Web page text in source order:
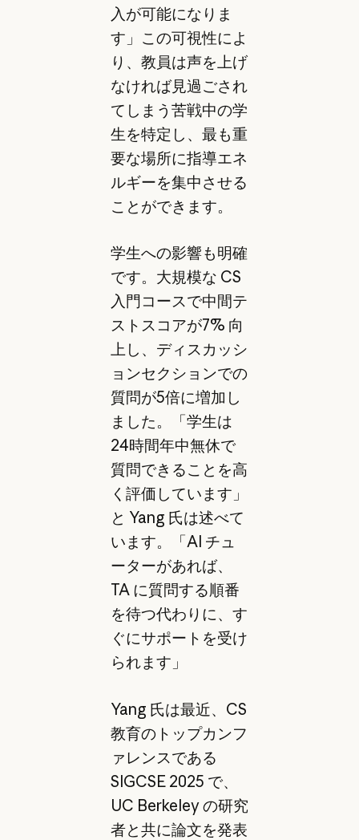
入が可能になりま
す」この可視性によ
り、教員は声を上げ
なければ見過ごされ
てしまう苦戦中の学
生を特定し、最も重
要な場所に指導エネ
ルギーを集中させる
ことができます。
学生への影響も明確
です。大規模な CS
入門コースで中間テ
ストスコアが7% 向
上し、ディスカッシ
ョンセクションでの
質問が5倍に増加し
ました。「学生は
24時間年中無休で
質問できることを高
く評価しています」
と Yang 氏は述べて
います。「AI チュ
ーターがあれば、
TA に質問する順番
を待つ代わりに、す
ぐにサポートを受け
られます」
Yang 氏は最近、CS
教育のトップカンフ
ァレンスである
SIGCSE 2025 で、
UC Berkeley の研究
者と共に論文を発表